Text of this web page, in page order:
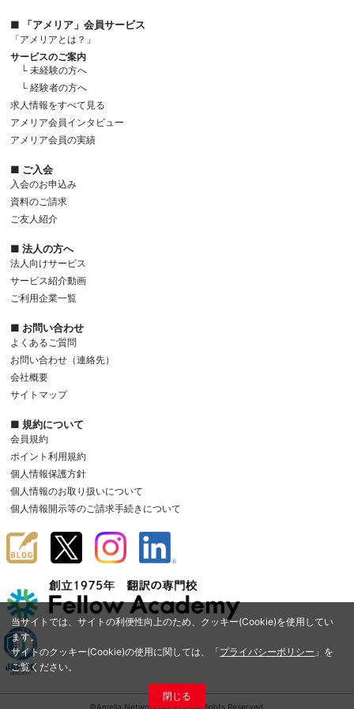
当サイトでは、サイトの利便性向上のため、クッキー(Cookie)を使用してい
ます。
サイトのクッキー(Cookie)の使用に関しては、「プライバシーポリシー 」を
ご覧ください。
閉じる
■ 「アメリア」会員サービス
「アメリアとは？」
サービスのご案内
└ 未経験の方へ
└ 経験者の方へ
求人情報をすべて見る
アメリア会員インタビュー
アメリア会員の実績
■ ご入会
入会のお申込み
資料のご請求
ご友人紹介
■ 法人の方へ
法人向けサービス
サービス紹介動画
ご利用企業一覧
■ お問い合わせ
よくあるご質問
お問い合わせ（連絡先）
会社概要
サイトマップ
■ 規約について
会員規約
ポイント利用規約
個人情報保護方針
個人情報のお取り扱いについて
個人情報開示等のご請求手続きについて
©Amelia Network Co.,Ltd. All Rights Reserved.